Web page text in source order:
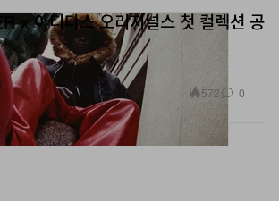
x 아디다스 오리지널스 첫 컬렉션 공
572 0